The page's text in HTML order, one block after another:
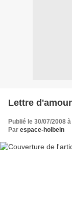
Lettre
Publié le 30/07/2008
Par espace-holbein